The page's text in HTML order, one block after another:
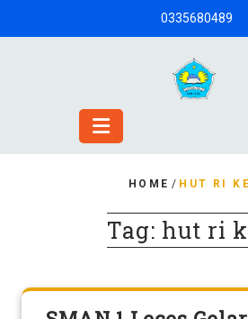
0335680489
HOME / HUT RI
Tag: hut ri